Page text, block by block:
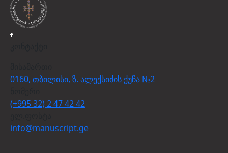
0160, თბილისი, ზ. ალექსიძის ქუჩა №2
(+995 32) 2 47 42 42
info@manuscript.ge